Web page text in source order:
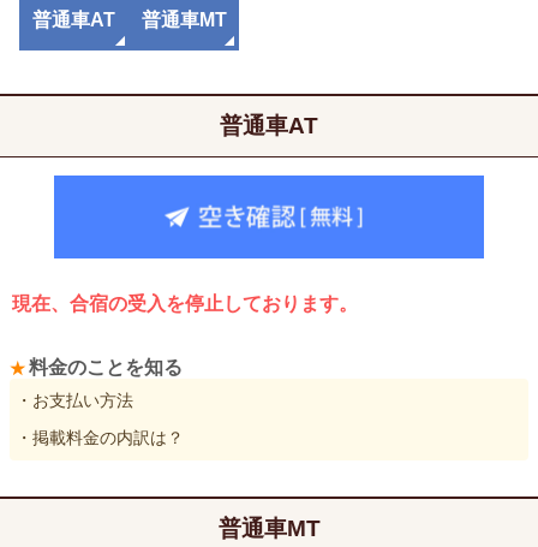
普通車AT 普通車MT
普通車AT
現在、合宿の受入を停止しております。
料金のことを知る
・お支払い方法
・掲載料金の内訳は？
普通車MT